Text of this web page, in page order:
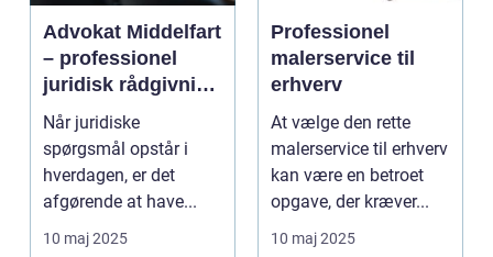
Advokat Middelfart
– professionel
juridisk rådgivning
tæt på dig
Når juridiske
spørgsmål opstår i
hverdagen, er det
afgørende at have...
10 maj 2025
Professionel
malerservice til
erhverv
At vælge den rette
malerservice til erhverv
kan være en betroet
opgave, der kræver...
10 maj 2025